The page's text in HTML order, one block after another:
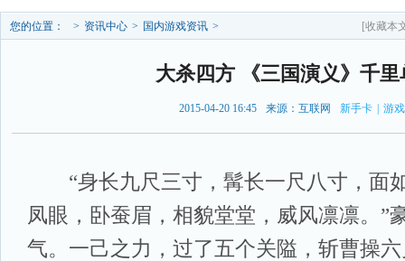
您的位置： > 资讯中心 > 国内游戏资讯 > [收藏本
大杀四方 《三国演义》千里
2015-04-20 16:45 来源：互联网 新手卡 游
“身长九尺三寸，髯长一尺八寸，面
凤眼，卧蚕眉，相貌堂堂，威风凛凛。”
气。一己之力，过了五个关隘，斩曹操